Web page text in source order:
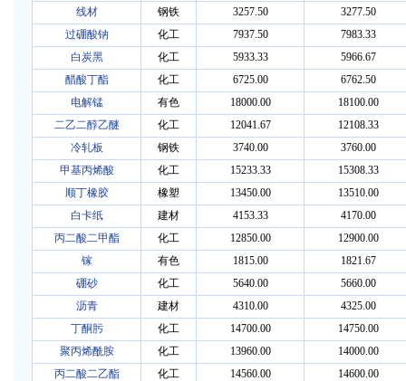
线材
钢铁 3257.50
3277.50
过硼酸钠
化工 7937.50
7983.33
白炭黑
化工 5933.33
5966.67
醋酸丁酯
化工 6725.00
6762.50
电解锰
有色 18000.00
18100.00
二乙二醇乙醚
化工 12041.67
12108.33
冷轧板
钢铁 3740.00
3760.00
甲基丙烯酸
化工 15233.33
15308.33
顺丁橡胶
橡塑 13450.00
13510.00
白卡纸
建材 4153.33
4170.00
丙二酸二甲酯
化工 12850.00
12900.00
镓
有色 1815.00
1821.67
硼砂
化工 5640.00
5660.00
沥青
建材 4310.00
4325.00
丁酮肟
化工 14700.00
14750.00
聚丙烯酰胺
化工 13960.00
14000.00
丙二酸二乙酯
化工 14560.00
14600.00